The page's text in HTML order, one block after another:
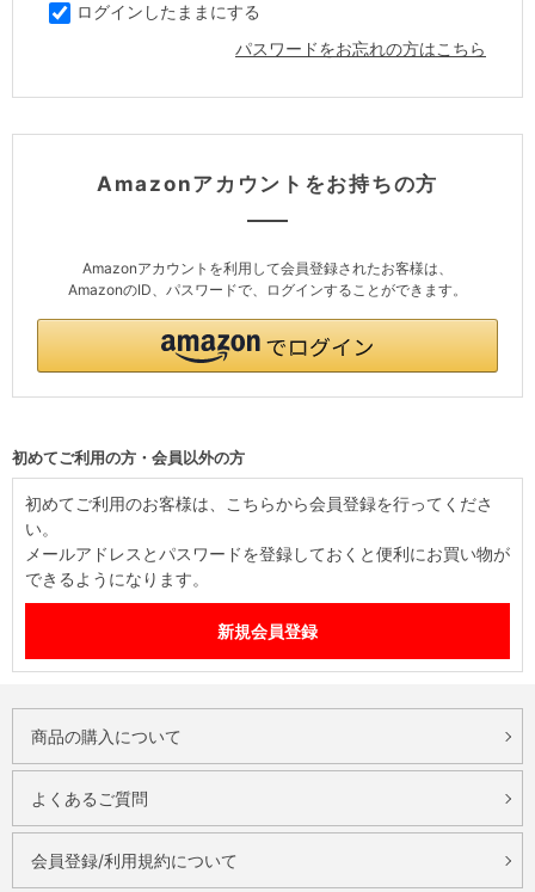
ログインしたままにする
パスワードをお忘れの方はこちら
Amazonアカウントをお持ちの方
Amazonアカウントを利用して会員登録されたお客様は、
AmazonのID、パスワードで、ログインすることができます。
初めてご利用の方・会員以外の方
初めてご利用のお客様は、こちらから会員登録を行ってくださ
い。
メールアドレスとパスワードを登録しておくと便利にお買い物が
できるようになります。
商品の購入について
よくあるご質問
会員登録/利用規約について